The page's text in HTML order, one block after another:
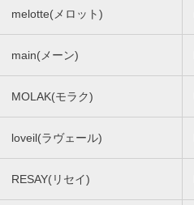
melotte(メロット)
main(メーン)
MOLAK(モラク)
loveil(ラヴェール)
RESAY(リセイ)